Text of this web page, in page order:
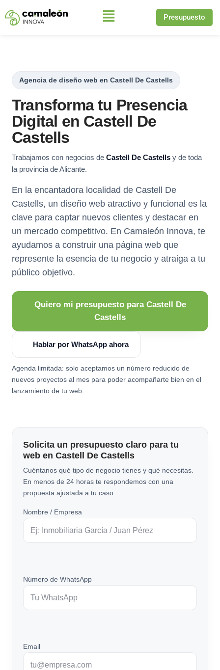
Saltar
Presupuesto
Agencia de diseño web en Castell De Castells
Transforma tu Presencia
Digital en Castell De
Castells
Trabajamos con negocios de Castell De Castells y de toda
la provincia de Alicante.
En la encantadora localidad de Castell De
Castells, un diseño web atractivo y funcional es la
clave para captar nuevos clientes y destacar en
un mercado competitivo. En Camaleón Innova, te
ayudamos a construir una página web que
represente la esencia de tu negocio y atraiga a tu
público objetivo.
Quiero mi presupuesto para Castell De
Castells
Hablar por WhatsApp ahora
Agenda limitada: solo aceptamos un número reducido de
nuevos proyectos al mes para poder acompañarte bien en el
lanzamiento de tu web.
Solicita un presupuesto claro para tu
web en Castell De Castells
Cuéntanos qué tipo de negocio tienes y qué necesitas.
En menos de 24 horas te respondemos con una
propuesta ajustada a tu caso.
Nombre / Empresa
Número de WhatsApp
Email